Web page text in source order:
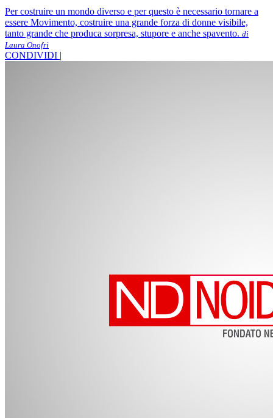
Per costruire un mondo diverso e per questo è necessario tornare a
essere Movimento, costruire una grande forza di donne visibile,
tanto grande che produca sorpresa, stupore e anche spavento. di
Laura Onofri
CONDIVIDI |